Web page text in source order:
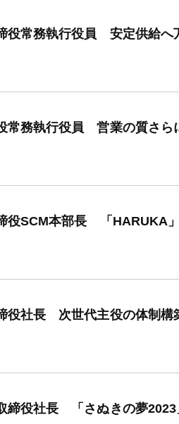
役常務執行役員 安定供給へ
常務執行役員 営業の質さら
役SCM本部長 「HARUKA
役社長 次世代主役の体制構
締役社長 「さぬきの夢2023